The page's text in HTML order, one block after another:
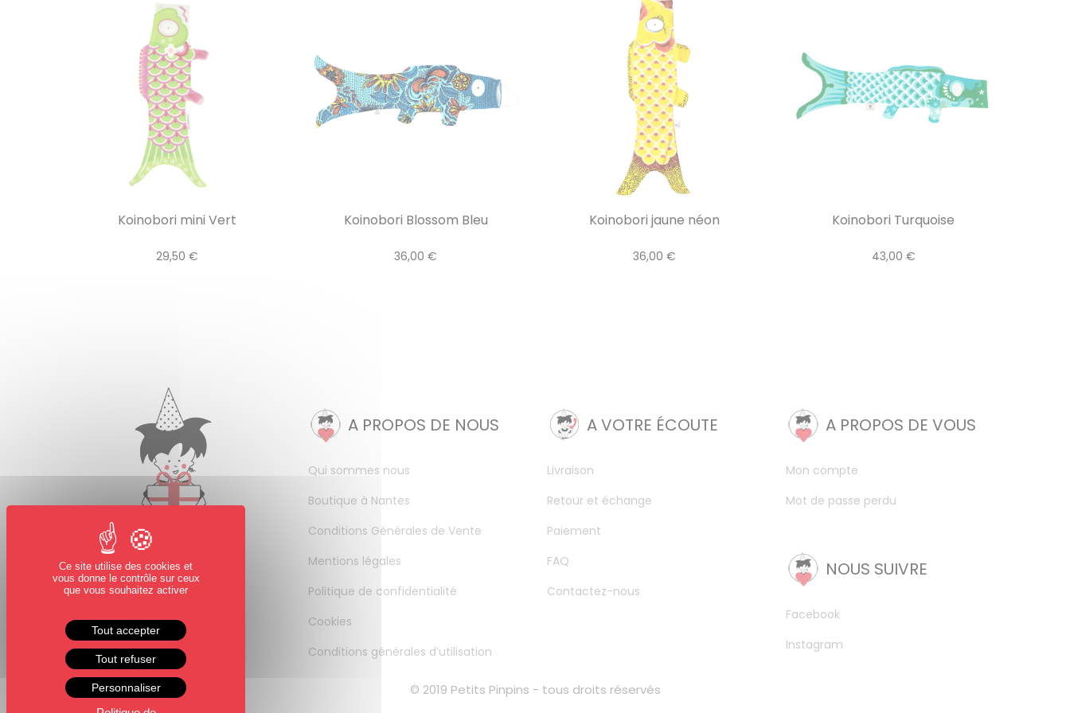
Koinobori mini Vert
29,50 €
Koinobori Blossom Bleu
36,00 €
Koinobori jaune néon
36,00 €
Koinobori Turquoise
43,00 €
A PROPOS DE NOUS
Qui sommes nous
Boutique à Nantes
Conditions Générales de Vente
Mentions légales
Politique de confidentialité
Cookies
Conditions générales d’utilisation
A VOTRE ÉCOUTE
Livraison
Retour et échange
Paiement
FAQ
Contactez-nous
A PROPOS DE VOUS
Mon compte
Mot de passe perdu
NOUS SUIVRE
Facebook
Instagram
© 2019 Petits Pinpins - tous droits réservés
Ce site utilise des cookies et
vous donne le contrôle sur ceux
que vous souhaitez activer
Tout accepter
Tout refuser
Personnaliser